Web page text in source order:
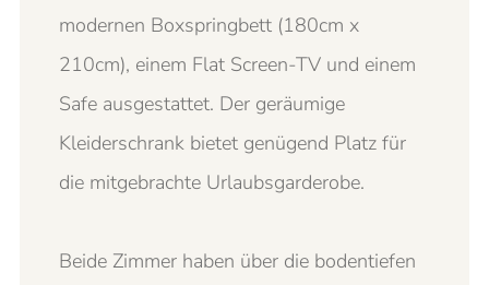
modernen Boxspringbett (180cm x
210cm), einem Flat Screen-TV und einem
Safe ausgestattet. Der geräumige
Kleiderschrank bietet genügend Platz für
die mitgebrachte Urlaubsgarderobe.
Beide Zimmer haben über die bodentiefen